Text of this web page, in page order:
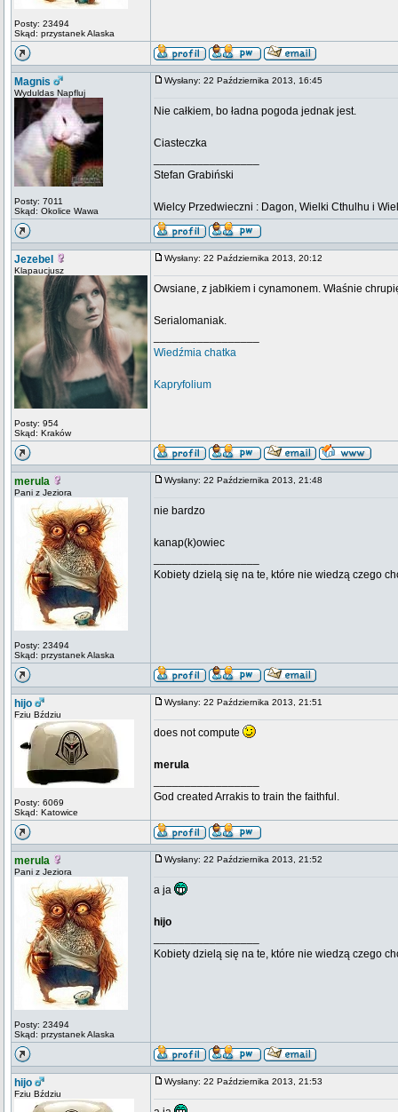
Posty: 23494
Skąd: przystanek Alaska
Magnis
Wyduldas Napfluj
Posty: 7011
Skąd: Okolice Wawa
Wysłany: 22 Października 2013, 16:45
Nie całkiem, bo ładna pogoda jednak jest.
Ciasteczka
Stefan Grabiński
Wielcy Przedwieczni : Dagon, Wielki Cthulhu i
Jezebel
Klapaucjusz
Posty: 954
Skąd: Kraków
Wysłany: 22 Października 2013, 20:12
Owsiane, z jabłkiem i cynamonem. Właśnie
Serialomaniak.
Wiedźmia chatka
Kapryfolium
merula
Pani z Jeziora
Posty: 23494
Skąd: przystanek Alaska
Wysłany: 22 Października 2013, 21:48
nie bardzo
kanap(k)owiec
Kobiety dzielą się na te, które nie wiedzą czego
hijo
Fziu Bździu
Posty: 6069
Skąd: Katowice
Wysłany: 22 Października 2013, 21:51
does not compute
merula
God created Arrakis to train the faithful.
merula
Pani z Jeziora
Posty: 23494
Skąd: przystanek Alaska
Wysłany: 22 Października 2013, 21:52
a ja
hijo
Kobiety dzielą się na te, które nie wiedzą czego
hijo
Fziu Bździu
Wysłany: 22 Października 2013, 21:53